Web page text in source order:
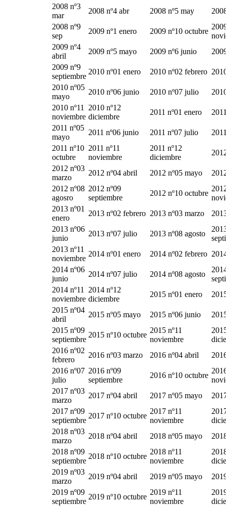
2008 nº3
mar
2008 nº4 abr 2008 nº5 may
2008 nº9
sep
2009 nº1 enero 2009 nº10 octubre
2009 nº4
abril
2009 nº5 mayo 2009 nº6 junio
2009 nº9
septiembre
2010 nº01 enero 2010 nº02 febrero
2010 nº05
mayo
2010 nº06 junio 2010 nº07 julio
2010 nº11
noviembre
2010 nº12
diciembre
2011 nº01 enero
2011 nº05
mayo
2011 nº06 junio 2011 nº07 julio
2011 nº10
octubre
2011 nº11
noviembre
2011 nº12
diciembre
2012 nº03
marzo
2012 nº04 abril 2012 nº05 mayo
2012 nº08
agosro
2012 nº09
septiembre
2012 nº10 octubre
2013 nº01
enero
2013 nº02 febrero 2013 nº03 marzo
2013 nº06
junio
2013 nº07 julio 2013 nº08 agosto
2013 nº11
noviembre
2014 nº01 enero 2014 nº02 febrero
2014 nº06
junio
2014 nº07 julio 2014 nº08 agosto
2014 nº11
noviembre
2014 nº12
diciembre
2015 nº01 enero
2015 nº04
abril
2015 nº05 mayo 2015 nº06 junio
2015 nº09
septiembre
2015 nº10 octubre
2015 nº11
noviembre
2016 nº02
febrero
2016 nº03 marzo 2016 nº04 abril
2016 nº07
julio
2016 nº09
septiembre
2016 nº10 octubre
2017 nº03
marzo
2017 nº04 abril 2017 nº05 mayo
2017 nº09
septiembre
2017 nº10 octubre
2017 nº11
noviembre
2018 nº03
marzo
2018 nº04 abril 2018 nº05 mayo
2018 nº09
septiembre
2018 nº10 octubre
2018 nº11
noviembre
2019 nº03
marzo
2019 nº04 abril 2019 nº05 mayo
2019 nº09
septiembre
2019 nº10 octubre
2019 nº11
noviembre